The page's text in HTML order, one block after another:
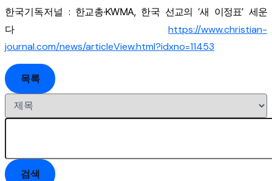
한국기독저널 : 한교총·KWMA, 한국 선교의 ‘새 이정표’ 세운
다 https://www.christian-
journal.com/news/articleView.html?idxno=11453
목록
검색